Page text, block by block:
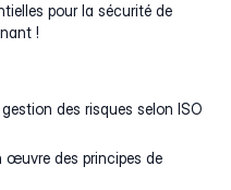
pour la sécurité de
!
des risques selon ISO
œuvre des principes de